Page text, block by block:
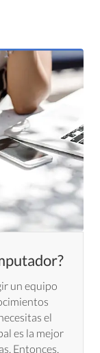
un equipo
el
es la mejor
Entonces,